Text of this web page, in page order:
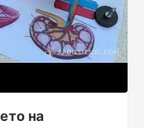
на